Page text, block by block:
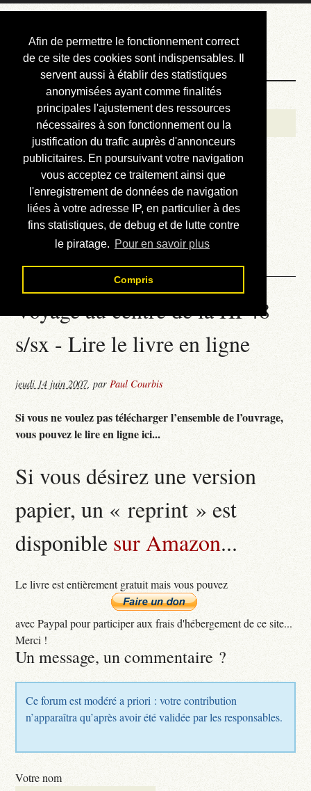
Afin de permettre le fonctionnement correct
de ce site des cookies sont indispensables. Il
servent aussi à établir des statistiques
anonymisées ayant comme finalités
principales l'ajustement des ressources
nécessaires à son fonctionnement ou la
justification du trafic auprès d'annonceurs
publicitaires. En poursuivant votre navigation
vous acceptez ce traitement ainsi que
l'enregistrement de données de navigation
liées à votre adresse IP, en particulier à des
fins statistiques, de debug et de lutte contre
le piratage. Pour en savoir plus
Compris
Courbis, « LE »
Blog Officiel
Bienvenue
Réalisations
Divers (et d’été)
Annonces
Liens externes
Téléchargement
Contact
Voyage au centre de la HP48
s/sx - Lire le livre en ligne
jeudi 14 juin 2007,parPaul Courbis
Si vous ne voulez pas télécharger l’ensemble de l’ouvrage,
vous pouvez le lire en ligne ici...
Si vous désirez une version
papier, un « reprint » est
disponible sur Amazon...
Le livre est entièrement gratuit mais vous pouvez
avec Paypal pour participer aux frais d'hébergement de ce site...
Merci !
Un message, un commentaire ?
Ce forum est modéré a priori : votre contribution
n’apparaîtra qu’après avoir été validée par les responsables.
Votre nom